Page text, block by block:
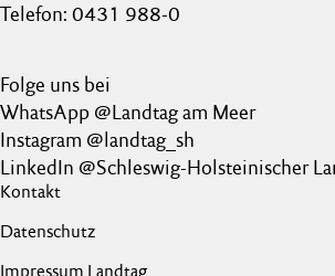
Telefon: 0431 988-0
Folge uns bei
WhatsApp @Landtag am Meer
Instagram @landtag_sh
LinkedIn @Schleswig-Holsteinischer
Kontakt
Datenschutz
Impressum Landtag